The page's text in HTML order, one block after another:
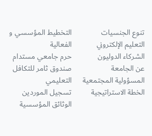
تنوع الجنسيات
التعليم الإلكتروني
الشركاء الدوليون
عن الجامعة
المسؤولية المجتمعية
الخطة الاستراتيجية
التخطيط المؤسسي و
الفعالية
حرم جامعي مستدام
صندوق ثامر للتكافل
التعليمي
تسجيل الموردين
الوثائق المؤسسية